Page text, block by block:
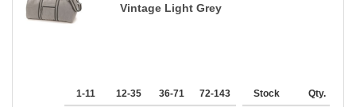
Vintage Light Grey
1-11 12-35 36-71 72-143 144-287 288 +
Stock Qty.